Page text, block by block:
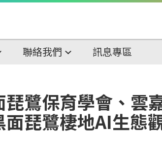
聯絡我們 訊息專區
鷺保育學會、雲
琵鷺棲地AI生態